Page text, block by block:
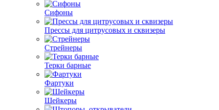
Сифоны
Прессы для цитрусовых и сквизеры
Стрейнеры
Терки барные
Фартуки
Шейкеры